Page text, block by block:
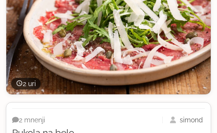
2 uri
2 mnenji simond